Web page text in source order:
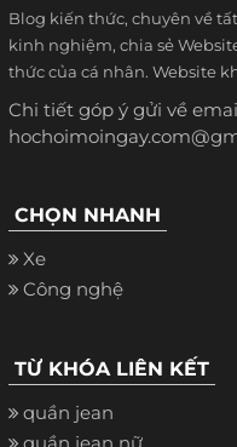
Blog kiến thức, chuyên về
kinh nghiệm, chia sẻ
thức của cá nhân. Website
Chi tiết góp ý gửi về
CHỌN NHANH
Xe
Công nghệ
TỪ KHÓA LIÊN KẾT
quần jean
quần jean nữ